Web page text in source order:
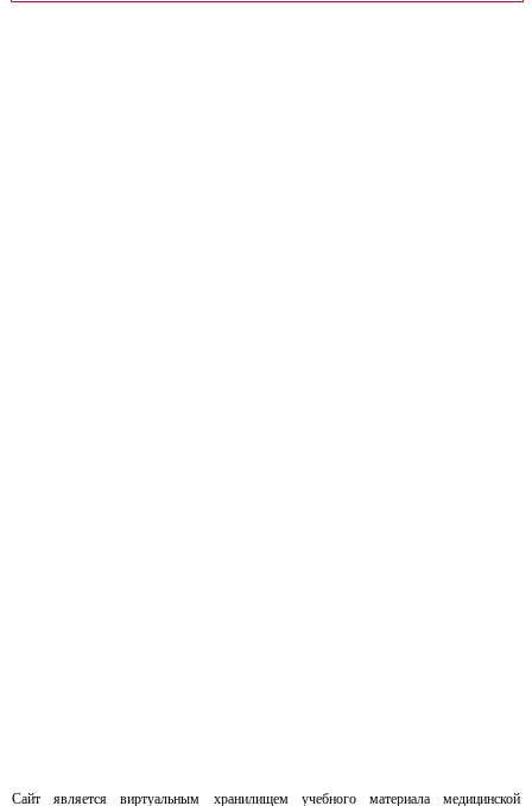
Сайт является виртуальным хранилищем учебного материала медицинской